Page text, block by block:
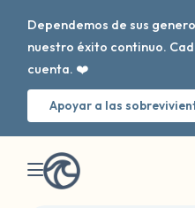
Dependemos de sus
nuestro éxito continuo.
cuenta. ❤️
Apoyar a las